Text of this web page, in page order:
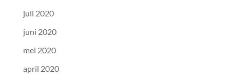
juli 2020
juni 2020
mei 2020
april 2020